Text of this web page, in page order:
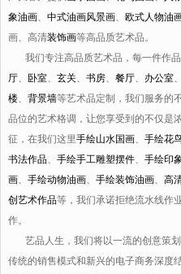
象油画
中式油画风景画 欧式人物油
画、高清装饰画等高品质艺术品。
我们专注高品质艺术品，每一件作品
厅
卧室 玄关 书房 餐厅 办公室
楼
背景墙等艺术品定制，我们服务的
品位的艺术格调，让您享受到的不仅是
征，在我们这里手绘山水国画 手绘花
书法作品
手绘手工雕塑摆件 手绘印
画
手绘动物油画 手绘装饰油画 高
创艺术作品等，我们承诺拒绝流水线作
作。
艺品人生，我们将以一流的创意策划
传统的销售模式和新兴的电子商务深度